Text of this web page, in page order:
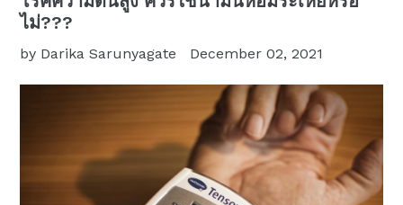
ไม่???
by Darika Sarunyagate December 02, 2021